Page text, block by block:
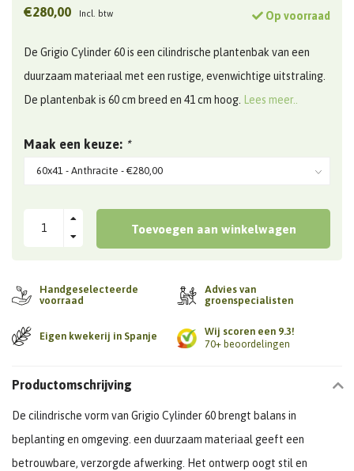
€280,00 Incl. btw Op voorraad
De Grigio Cylinder 60 is een cilindrische plantenbak van een
duurzaam materiaal met een rustige, evenwichtige uitstraling.
De plantenbak is 60 cm breed en 41 cm hoog. Lees meer..
Maak een keuze: *
Toevoegen aan winkelwagen
Handgeselecteerde
voorraad
Advies van
groenspecialisten
Eigen kwekerij in Spanje
Wij scoren een 9.3!
70+ beoordelingen
Productomschrijving
De cilindrische vorm van Grigio Cylinder 60 brengt balans in
beplanting en omgeving. een duurzaam materiaal geeft een
betrouwbare, verzorgde afwerking. Het ontwerp oogt stil en